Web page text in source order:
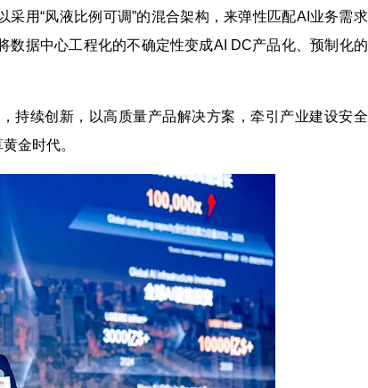
用“风液比例可调”的混合架构，来弹性匹配AI业务需
数据中心工程化的不确定性变成AI DC产品化、预制化
持续创新，以高质量产品解决方案，牵引产业建设安
金时代。